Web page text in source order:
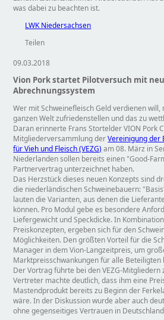
was dabei zu beachten ist.
LWK Niedersachsen
Teilen
09.03.2018
Vion Pork startet Pilotversuch mit
Abrechnungssystem
Wer mit Schweinefleisch Geld verdienen will,
ganzen Welt zufriedenstellen und das zu
Daran erinnerte Frans Stortelder VION Pork
Mitgliederversammlung derVereinigung der
für Vieh und Fleisch (VEZG)am 08. März in
Niederlanden sollen bereits einen Good-
Partnervertrag unterzeichnet haben.
Das Herzstück dieses neuen Konzepts sind
die niederländischen Schweinebauern: Basis
lauten die Varianten, aus denen die
können. Pro Modul gebe es besondere
Liefergewicht und Speckdicke. In
Preiskonzepten, ergeben sich für den
Möglichkeiten. Den größten Vorteil für die
Manager in dem Vion-Langzeitpreis, um
Marktpreisschwankungen für alle Beteiligten
Der Vortrag führte bei den VEZG-Mitgliedern
Vertreter machte deutlich, dass ihm eine
Mastendprodukt bereits zu Beginn der
wäre. In der Diskussion wurde aber auch
ohne gegenseitiges Vertrauen in